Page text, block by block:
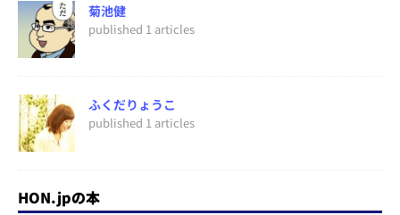
菊池健
published 1 articles
ふくだりょうこ
published 1 articles
HON.jpの本